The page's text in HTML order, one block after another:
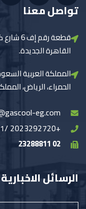
تواصل معنا
قطعة
القاهرة الجديدة.
الحمراء، الرياض،
eg.com
+2023292720 /21
02 23288811
الرسائل الاخبارية